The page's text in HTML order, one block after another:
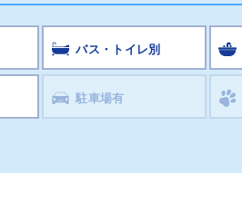
バス・トイレ別
駐車場有